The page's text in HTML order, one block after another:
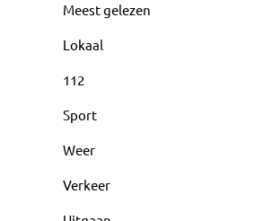
Meest gelezen
Lokaal
112
Sport
Weer
Verkeer